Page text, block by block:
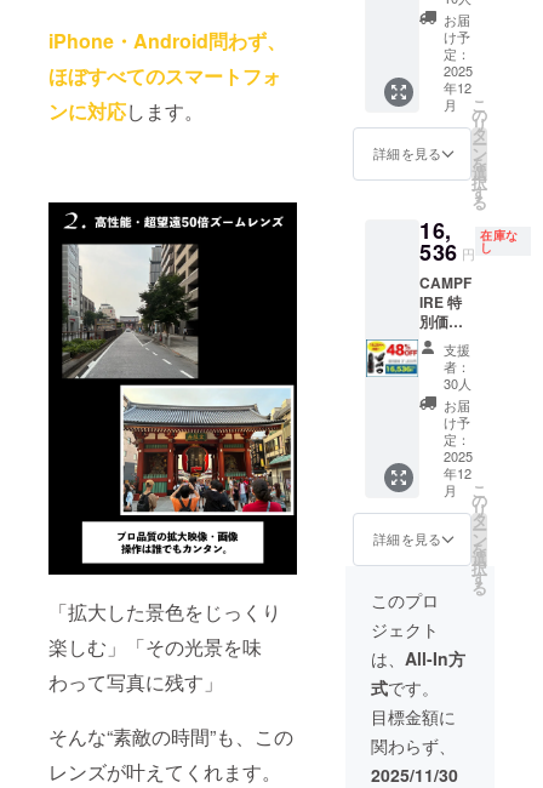
iPhone・Android問わず、
ほぼすべてのスマートフォ
ンに対応します。
「拡大した景色をじっくり
楽しむ」「その光景を味
わって写真に残す」
そんな“素敵の時間”も、この
レンズが叶えてくれます。
ター
50X 1
セット
一般販
売予定
価格
31,800
円 →
15,900
円
送料
込）
50%オ
フで
15,900
円お
得！
お届
け予
定：
2025
年12
月
詳細を見る
こ
の
リ
タ
ー
ン
を
選
択
す
る
16,
536 円
在庫な
し
CAMPF
IRE 特
別価格
48%OF
F ズー
ムマス
ター
50X 1
セット
一般販
売予定
価格
31,800
円 →
16,536
円
（税・
送料
込）
48%オ
フで
15,264
円お
得！
支援
者：
30人
お届
け予
定：
2025
年12
月
詳細を見る
こ
の
リ
タ
ー
ン
を
選
択
す
る
このプロ
ジェクト
は、 All-In方
式です。
目標金額に
関わらず、
2025/11/30